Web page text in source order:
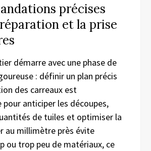
précises
et la prise
démarre avec une phase de
: définir un plan précis
des carreaux est
pour anticiper les découpes,
de tuiles et optimiser la
au millimètre près évite
ou trop peu de matériaux, ce